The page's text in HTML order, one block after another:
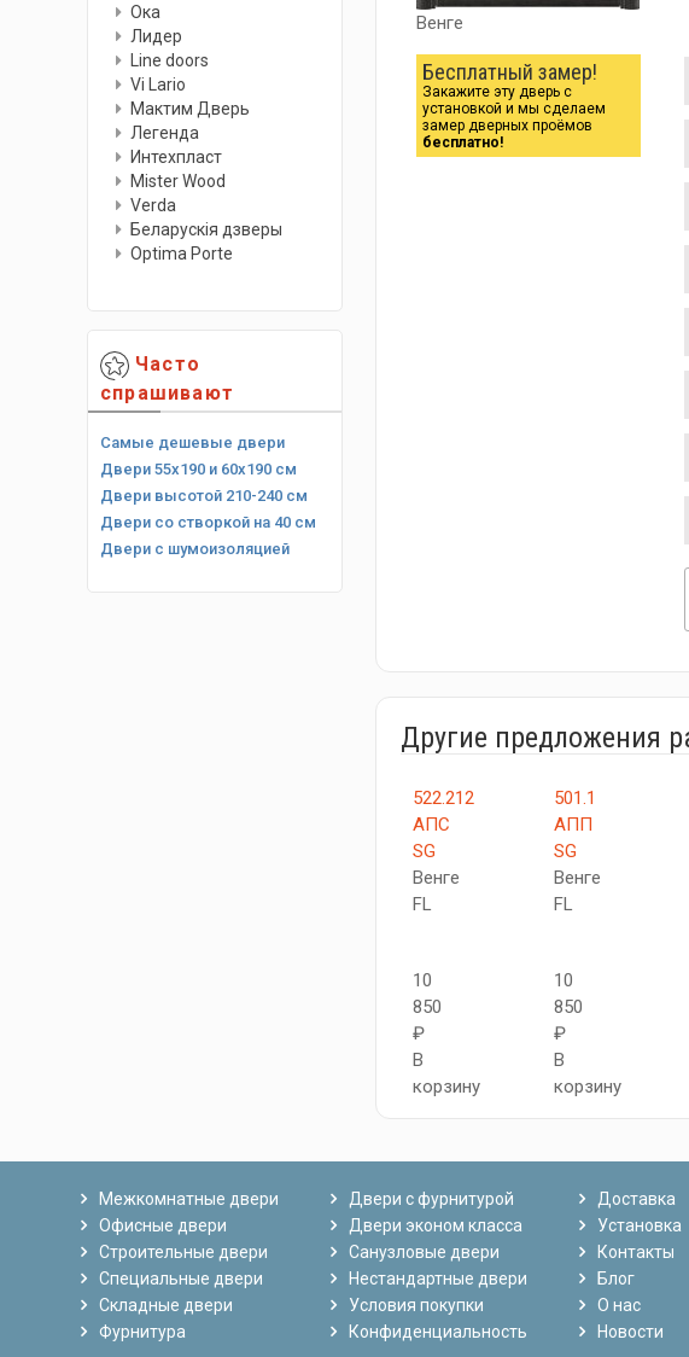
Ока
Лидер
Line doors
Vi Lario
Мактим Дверь
Легенда
Интехпласт
Мister Wood
Verda
Беларускiя дзверы
Optima Porte
Часто
спрашивают
Самые дешевые двери
Двери 55х190 и 60х190 см
Двери высотой 210-240 см
Двери со створкой на 40 см
Двери с шумоизоляцией
Венге
Бесплатный замер!
Закажите эту дверь с
установкой и мы сделаем
замер дверных проёмов
бесплатно!
Другие предложения
522.212
АПC
SG
Венге
FL
10
850
₽
В
корзину
501.1
АПП
SG
Венге
FL
10
850
₽
В
корзину
Межкомнатные двери
Офисные двери
Строительные двери
Специальные двери
Складные двери
Фурнитура
Двери с фурнитурой
Двери эконом класса
Санузловые двери
Нестандартные двери
Условия покупки
Конфиденциальность
Доставка
Установка
Контакты
Блог
О нас
Новости